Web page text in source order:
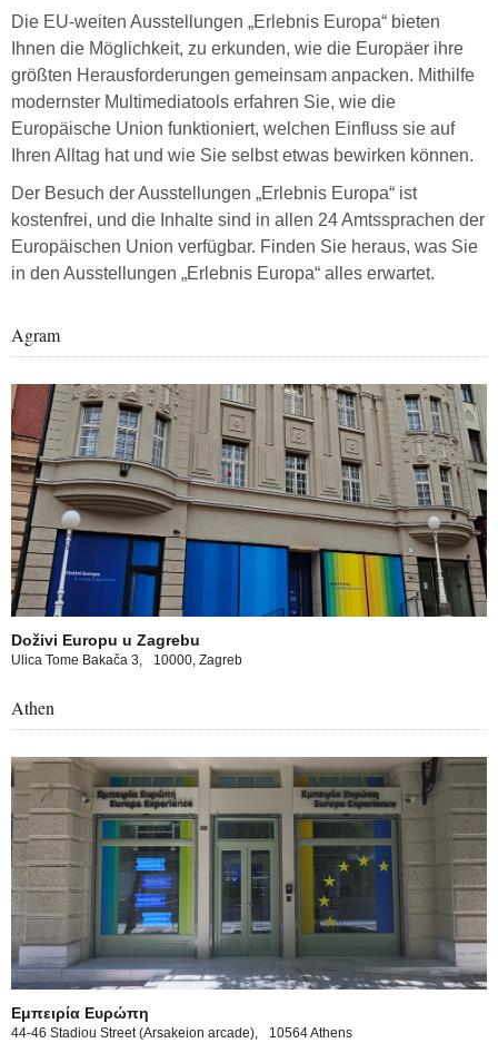
Die EU-weiten Ausstellungen „Erlebnis Europa“ bieten
Ihnen die Möglichkeit, zu erkunden, wie die Europäer ihre
größten Herausforderungen gemeinsam anpacken. Mithilfe
modernster Multimediatools erfahren Sie, wie die
Europäische Union funktioniert, welchen Einfluss sie auf
Ihren Alltag hat und wie Sie selbst etwas bewirken können.
Der Besuch der Ausstellungen „Erlebnis Europa“ ist
kostenfrei, und die Inhalte sind in allen 24 Amtssprachen der
Europäischen Union verfügbar. Finden Sie heraus, was Sie
in den Ausstellungen „Erlebnis Europa“ alles erwartet.
Agram
Doživi Europu u Zagrebu
Ulica Tome Bakača 3, 10000, Zagreb
spaces about the European Union
Athen
Εμπειρία Ευρώπη
44-46 Stadiou Street (Arsakeion arcade), 10564 Athens
experience in Athens